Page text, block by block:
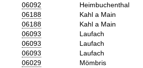
06092
Heimbuchenthal
06188
Kahl a Main
06188
Kahl a Main
06093
Laufach
06093
Laufach
06093
Laufach
06029
Mömbris